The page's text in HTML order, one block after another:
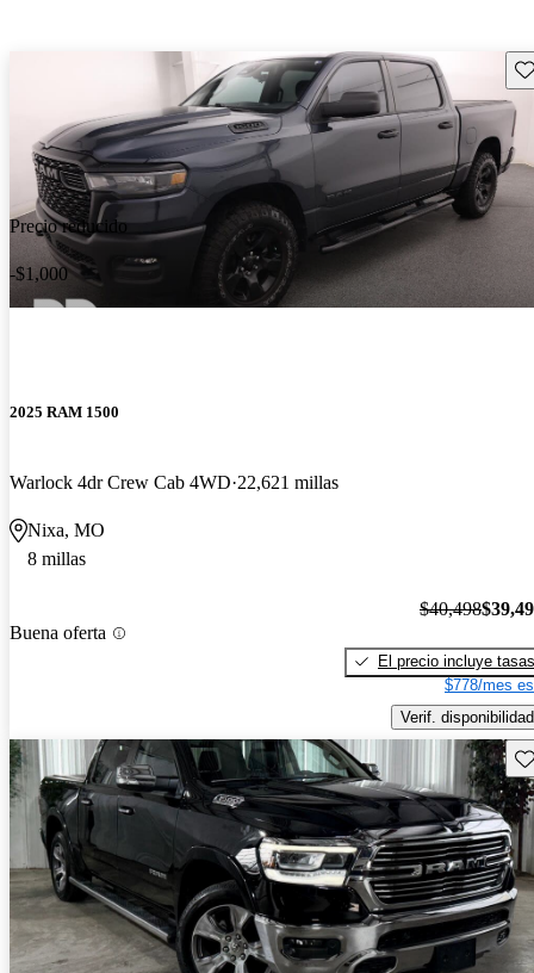
Precio reducido
-$1,000
2025 RAM 1500
Warlock 4dr Crew Cab 4WD 22,621 millas
Nixa, MO
8 millas
Buena oferta
$40,498
El precio incluye tasas
$778/mes
Verif. disponibilidad